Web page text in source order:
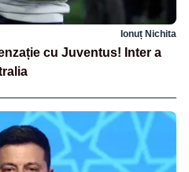
Ionuț Nichita
cu Juventus! Inter a